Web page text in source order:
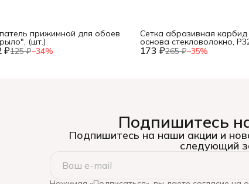
₽125 ₽−34%
прижимной для обоев
(шт.)
173 ₽265 ₽−35%
Сетка абразивная карбид
основа стекловолокно,
115х280мм 3шт., (уп.)
Подпишитесь
Подпишитесь на наши акции и
следующий